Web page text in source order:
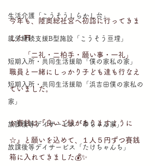
生活介護「こうそうしらかし台」
就労継続支援B型施設「こうそう亘理」
短期入所・共同生活援助「僕の家私の家」
短期入所・共同生活援助「浜吉田僕の家私の
家」
放課後等デイサービス「幸ちゃん家」
放課後等デイサービス「たけちゃんち」
今年も、陸奥総社宮へ初詣に行ってきま
した⛩
「二礼・二柏手・願い事・一礼」
職員と一緒にしっかり子ども達も行なえ
ていました。
お賽銭は『良いご縁がありますように
☆』と願いを込めて、１人５円ずつ賽銭
箱に入れてきました💰✨